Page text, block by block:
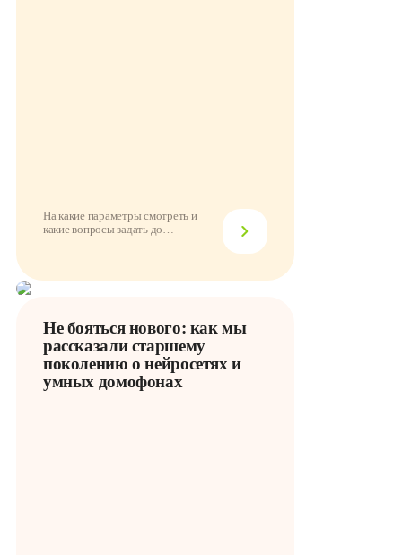
На какие параметры смотреть и
какие вопросы задать до
Не бояться нового: как мы
рассказали старшему
поколению о нейросетях и
умных домофонах